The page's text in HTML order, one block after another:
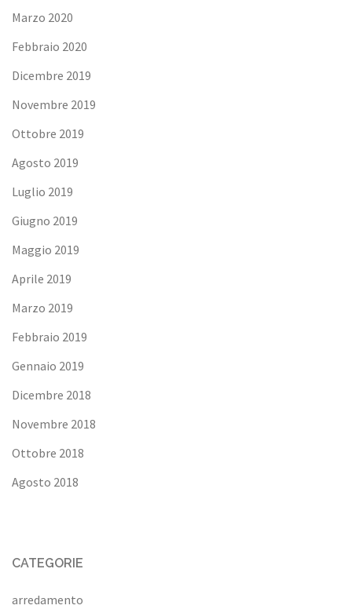
Marzo 2020
Febbraio 2020
Dicembre 2019
Novembre 2019
Ottobre 2019
Agosto 2019
Luglio 2019
Giugno 2019
Maggio 2019
Aprile 2019
Marzo 2019
Febbraio 2019
Gennaio 2019
Dicembre 2018
Novembre 2018
Ottobre 2018
Agosto 2018
CATEGORIE
arredamento